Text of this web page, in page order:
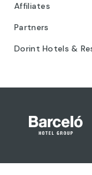
Affiliates
Partners
Dorint Hotels &